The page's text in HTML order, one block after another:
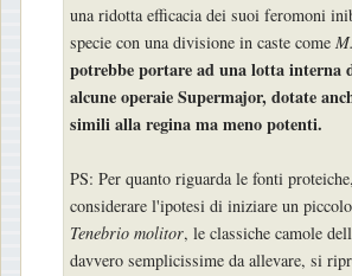
una ridotta efficacia dei suoi feromoni
specie con una divisione in caste come
potrebbe portare ad una lotta interna
alcune operaie Supermajor, dotate
simili alla regina ma meno potenti.
PS: Per quanto riguarda le fonti
considerare l'ipotesi di iniziare un
Tenebrio molitor, le classiche camole
davvero semplicissime da allevare, si